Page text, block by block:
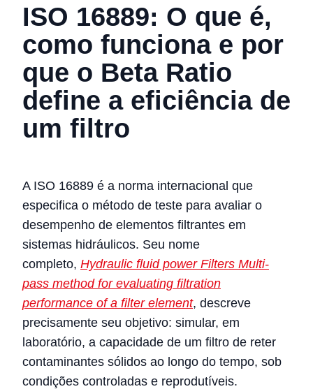
ISO 16889: O que é,
como funciona e por
que o Beta Ratio
define a eficiência de
um filtro
A ISO 16889 é a norma internacional que
especifica o método de teste para avaliar o
desempenho de elementos filtrantes em
sistemas hidráulicos. Seu nome
completo, Hydraulic fluid power Filters Multi-
pass method for evaluating filtration
performance of a filter element, descreve
precisamente seu objetivo: simular, em
laboratório, a capacidade de um filtro de reter
contaminantes sólidos ao longo do tempo, sob
condições controladas e reprodutíveis.